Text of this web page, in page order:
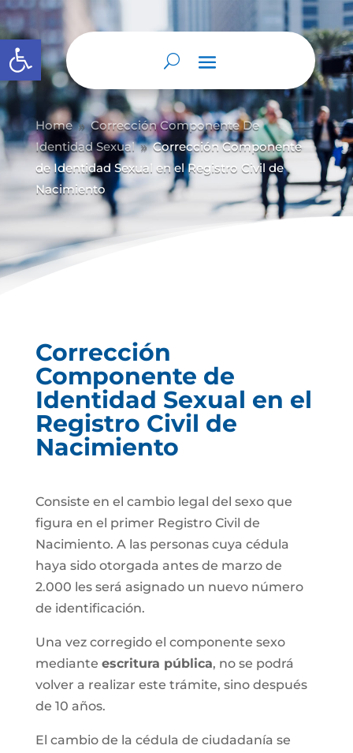
Abrir barra de herramientas
Home 9 Corrección Componente De
Identidad Sexual 9 Corrección Componente
de Identidad Sexual en el Registro Civil de
Nacimiento
Corrección
Componente de
Identidad Sexual en el
Registro Civil de
Nacimiento
Consiste en el cambio legal del sexo que
figura en el primer Registro Civil de
Nacimiento. A las personas cuya cédula
haya sido otorgada antes de marzo de
2.000 les será asignado un nuevo número
de identificación.
Una vez corregido el componente sexo
mediante escritura pública, no se podrá
volver a realizar este trámite, sino después
de 10 años.
El cambio de la cédula de ciudadanía se